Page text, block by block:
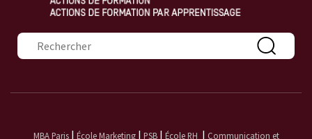
Formulaire de recherche
MBA Paris| École Marketing| PSB| École RH | Communication et